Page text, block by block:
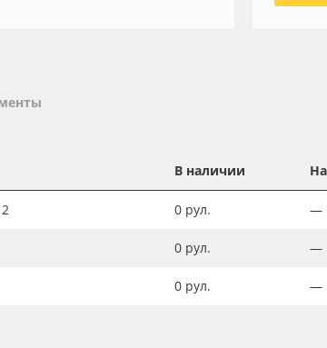
В наличии
0 рул. —
0 рул. —
0 рул. —